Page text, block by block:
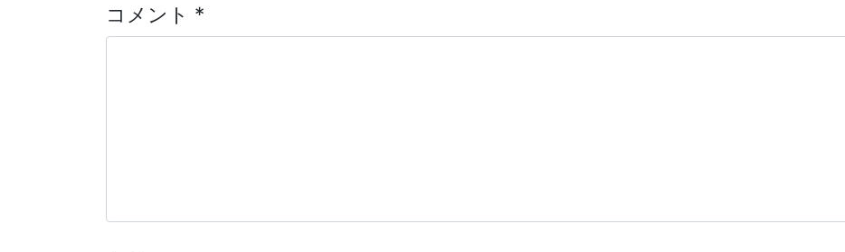
コメント *